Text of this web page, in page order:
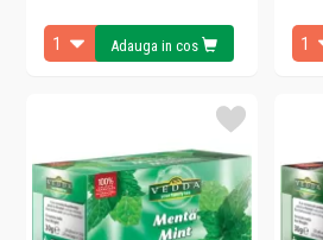
Adauga in cos